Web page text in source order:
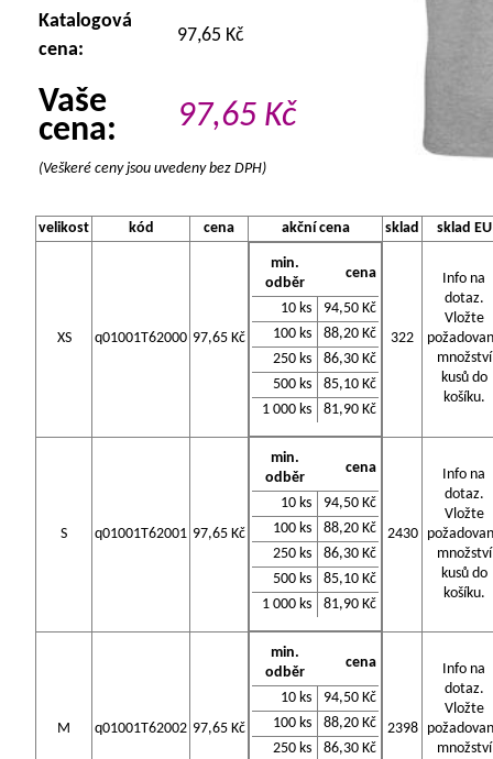
Katalogová
cena:
97,65 Kč
Vaše
cena:
97,65 Kč
(Veškeré ceny jsou uvedeny bez DPH)
velikost kód cena akční cena sklad sklad EU
XS q01001T62000 97,65 Kč
min.
odběr
cena
10 ks
94,50 Kč
100 ks
88,20 Kč
250 ks
86,30 Kč
500 ks
85,10 Kč
1 000 ks
81,90 Kč
322
Info na
dotaz.
Vložte
množství
kusů do
košíku.
S q01001T62001 97,65 Kč
min.
odběr
cena
10 ks
94,50 Kč
100 ks
88,20 Kč
250 ks
86,30 Kč
500 ks
85,10 Kč
1 000 ks
81,90 Kč
2430
Info na
dotaz.
Vložte
množství
kusů do
košíku.
M q01001T62002 97,65 Kč
min.
odběr
cena
10 ks
94,50 Kč
100 ks
88,20 Kč
250 ks
86,30 Kč
2398
Info na
dotaz.
Vložte
množství